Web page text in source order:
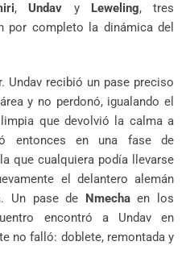
,Undav y Leweling, tres
por completo la dinámica del
Undav recibió un pase preciso
y no perdonó, igualando el
que devolvió la calma a
entonces en una fase de
que cualquiera podía llevarse
el delantero alemán
Un pase de Nmechaen los
encontró a Undav en
no falló: doblete, remontada y